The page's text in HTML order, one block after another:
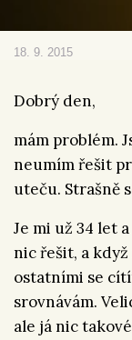
18. 9. 2015
Dobrý den,
mám problém.
neumím řešit
uteču. Strašně
Je mi už 34 let
nic řešit, a když
ostatními se
srovnávám.
ale já nic